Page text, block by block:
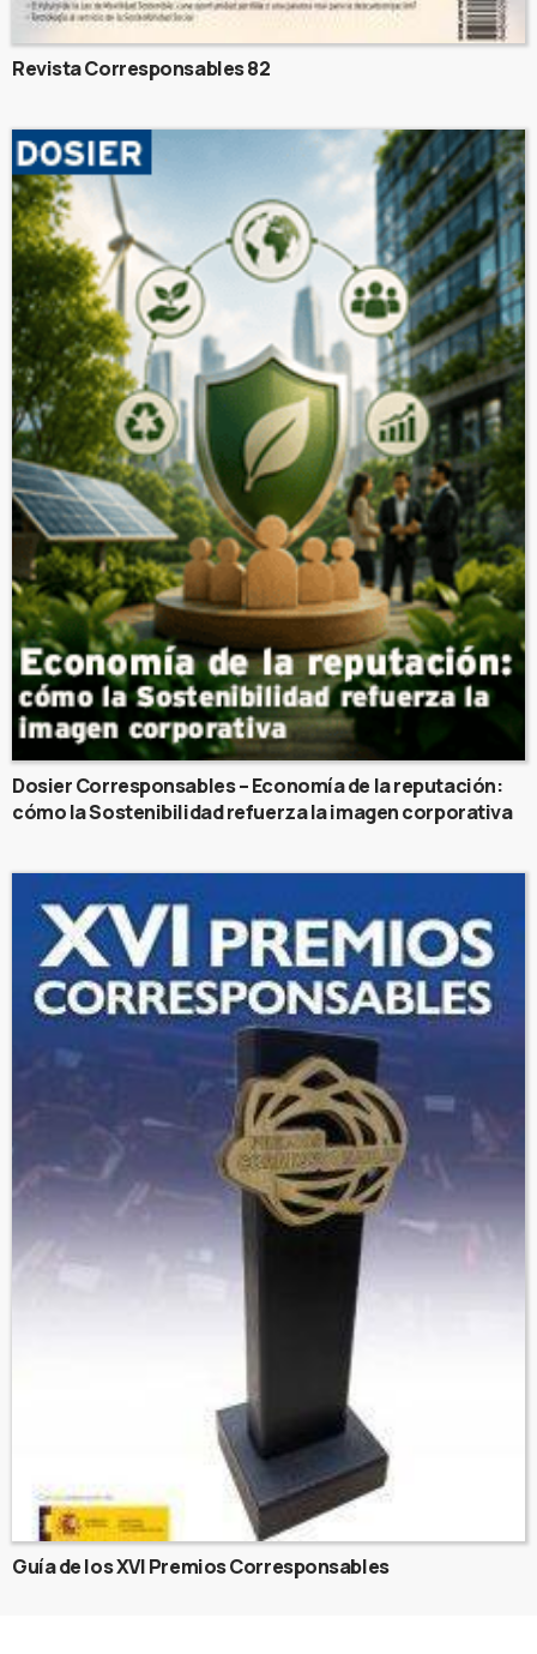
Revista Corresponsables 82
Dosier Corresponsables – Economía de la reputación:
cómo la Sostenibilidad refuerza la imagen corporativa
Guía de los XVI Premios Corresponsables